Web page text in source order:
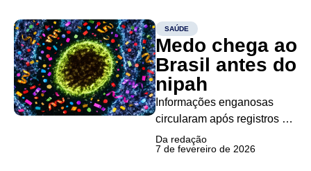
canetas e o risco de
pancreatite A Agência
Nacional de Vigilância
Sanitária (Anvisa) investiga
seis mortes suspeitas e mais
de 200 notificações de
pancreatite em...
SAÚDE
Medo chega ao
Brasil antes do
nipah
Informações enganosas
circularam após registros da
doença viral na Índia; de
risco global baixo, inexistem
Da redação
7 de fevereiro de 2026